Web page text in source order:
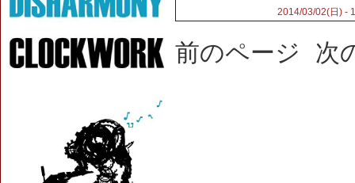
2014/03/02(日) -
前のページ 次